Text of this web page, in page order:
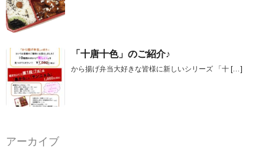
「十唐十色」のご紹介♪
から揚げ弁当大好きな皆様に新しいシリーズ 「十 […]
アーカイブ